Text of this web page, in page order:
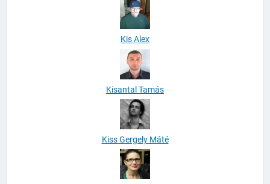
Kis Alex
Kisantal Tamás
Kiss Gergely Máté